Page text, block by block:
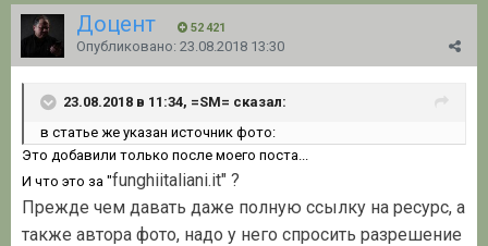
Доцент 52 421
Опубликовано: 23.08.2018 13:30
23.08.2018 в 11:34, =SM= сказал:
в статье же указан источник фото:
Это добавили только после моего поста...
И что это за "funghiitaliani.it" ?
Прежде чем давать даже полную ссылку на ресурс, а
также автора фото, надо у него спросить разрешение